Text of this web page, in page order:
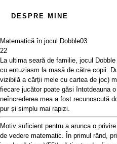
DESPRE MINE
Matematică în jocul Dobble03
22
La ultima seară de familie, jocul Dobble
cu entuziasm la masă de către copii.
vizibilă a cărții mele cu cartea de joc)
fiecare jucător poate găsi întotdeauna
neîncrederea mea a fost recunoscută
pur și simplu mai rapizi.
Motiv suficient pentru a arunca o
de vedere matematic. În primul rând,